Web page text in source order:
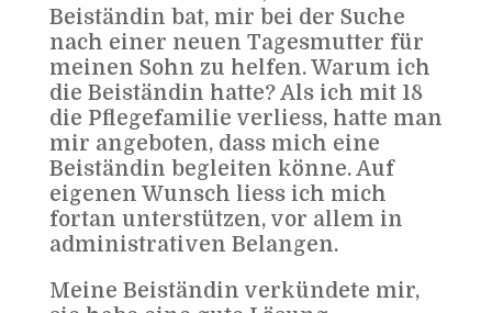
Beiständin bat, mir bei der Suche
nach einer neuen Tagesmutter für
meinen Sohn zu helfen. Warum ich
die Beiständin hatte? Als ich mit 18
die Pflegefamilie verliess, hatte man
mir angeboten, dass mich eine
Beiständin begleiten könne. Auf
eigenen Wunsch liess ich mich
fortan unterstützen, vor allem in
administrativen Belangen.
Meine Beiständin verkündete mir,